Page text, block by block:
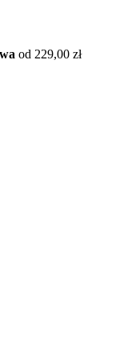
od 229,00 zł